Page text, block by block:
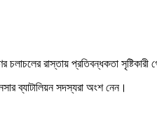
রাস্তায় প্রতিবন্ধকতা
ব্যাটালিয়ন সদস্যরা অংশ নেন।